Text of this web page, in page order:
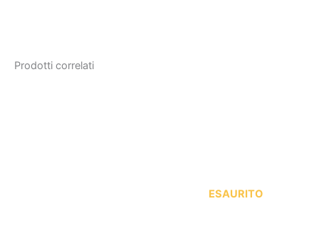
Prodotti correlati
ESAURITO